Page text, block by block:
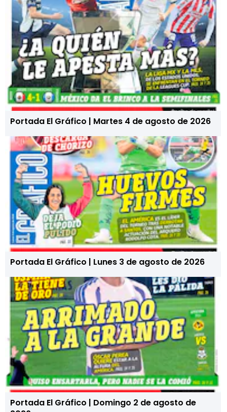
Portada El Gráfico | Martes 4 de agosto de 2026
Portada El Gráfico | Lunes 3 de agosto de 2026
Portada El Gráfico | Domingo 2 de agosto de